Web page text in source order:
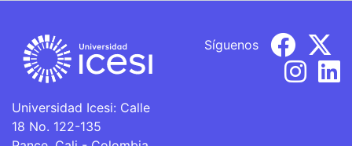
Universidad Icesi: Calle
18 No. 122-135
Síguenos